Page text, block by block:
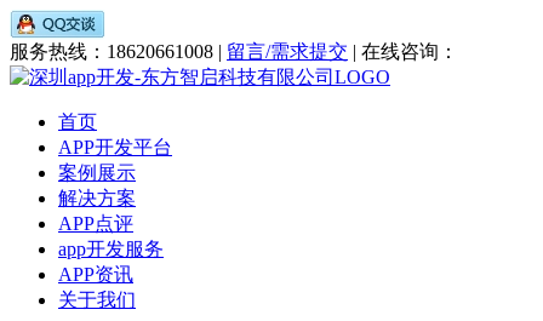
服务热线：18620661008 | 留言/需求提交 | 在线咨询：
首页
APP开发平台
案例展示
解决方案
APP点评
app开发服务
APP资讯
关于我们